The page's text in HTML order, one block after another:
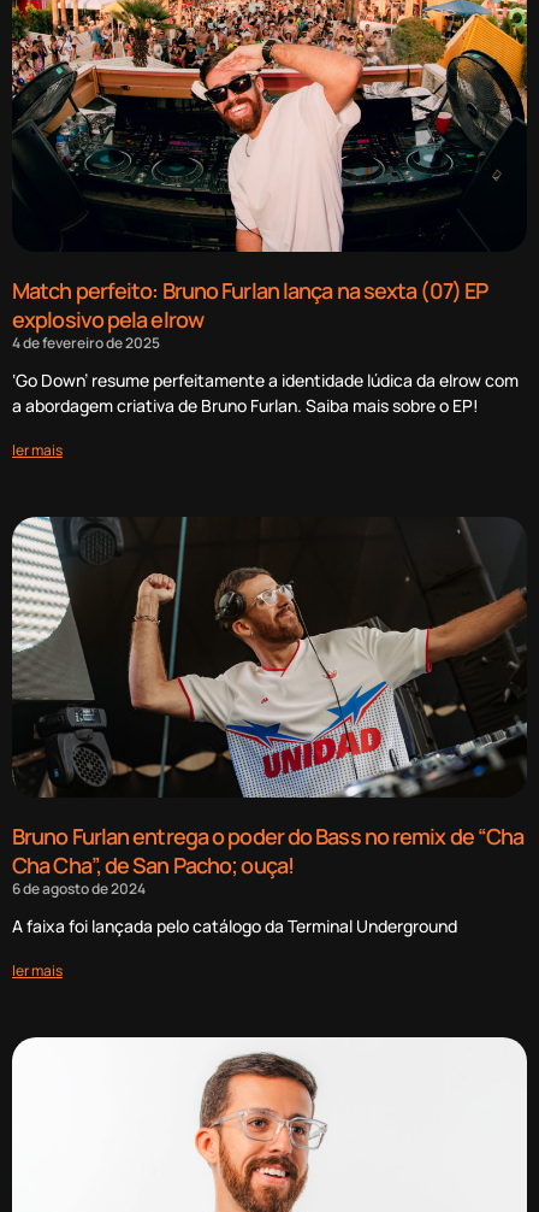
Match perfeito: Bruno Furlan lança na sexta (07) EP
explosivo pela elrow
4 de fevereiro de 2025
‘Go Down’ resume perfeitamente a identidade lúdica da elrow com
a abordagem criativa de Bruno Furlan. Saiba mais sobre o EP!
ler mais
Bruno Furlan entrega o poder do Bass no remix de “Cha
Cha Cha”, de San Pacho; ouça!
6 de agosto de 2024
A faixa foi lançada pelo catálogo da Terminal Underground
ler mais